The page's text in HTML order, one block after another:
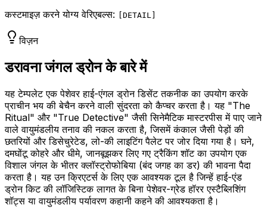
कस्टमाइज़ करने योग्य वेरिएबल्स:
DETAIL
विज़न
डरावना जंगल ड्रोन के बारे में
यह टेम्पलेट एक पेशेवर हाई-एंगल ड्रोन डिसेंट तकनीक का उपयोग करके
प्राचीन भय की बेचैन करने वाली सुंदरता को कैप्चर करता है। यह "The
Ritual" और "True Detective" जैसी सिनेमैटिक मास्टरपीस में पाए जाने
वाले वायुमंडलीय तनाव की नकल करता है, जिसमें कंकाल जैसी पेड़ों की
छतरियों और डिसेचुरेटेड, लो-की लाइटिंग पैलेट पर जोर दिया गया है। घने,
दमघोंटू कोहरे और धीमे, जानबूझकर लिए गए ट्रैकिंग शॉट का उपयोग एक
विशाल जंगल के भीतर क्लॉस्ट्रोफोबिया (बंद जगह का डर) की भावना पैदा
करता है। यह उन क्रिएटर्स के लिए एक आवश्यक टूल है जिन्हें हाई-एंड
ड्रोन किट की लॉजिस्टिक लागत के बिना पेशेवर-ग्रेड हॉरर एस्टैब्लिशिंग
शॉट्स या वायुमंडलीय पर्यावरण कहानी कहने की आवश्यकता है।